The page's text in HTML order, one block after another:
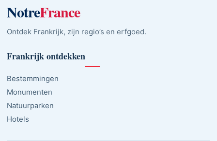
NotreFrance
Ontdek Frankrijk, zijn regio’s en erfgoed.
Frankrijk ontdekken
Bestemmingen
Monumenten
Natuurparken
Hotels